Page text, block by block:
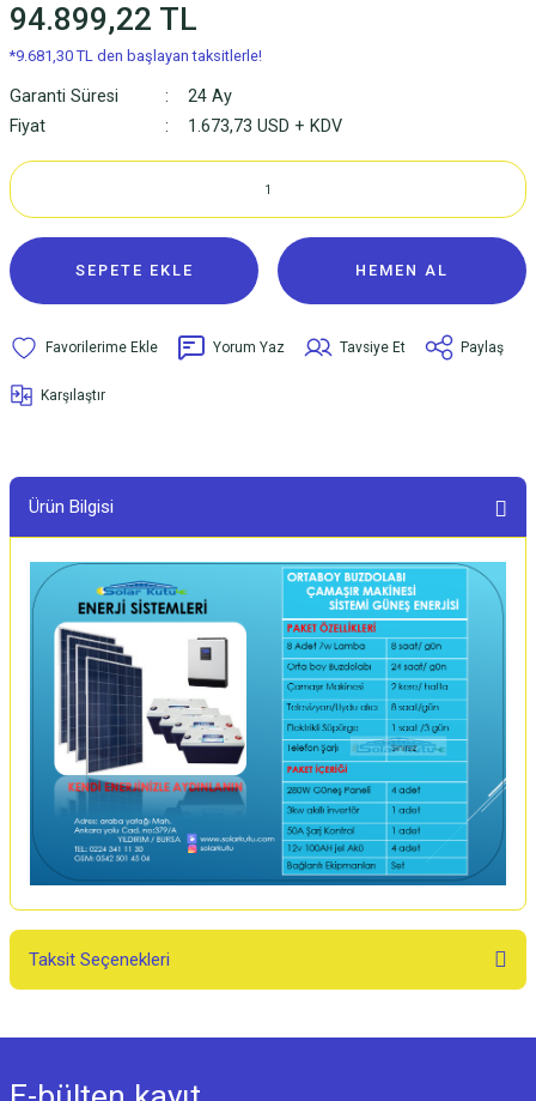
94.899,22 TL
*9.681,30 TL den başlayan taksitlerle!
Garanti Süresi
24 Ay
Fiyat
1.673,73 USD + KDV
SEPETE EKLE HEMEN AL
Yorum Yaz Tavsiye Et Paylaş
Karşılaştır
Ürün Bilgisi
Taksit Seçenekleri